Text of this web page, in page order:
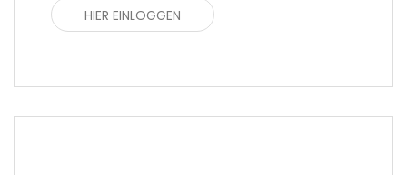
HIER EINLOGGEN